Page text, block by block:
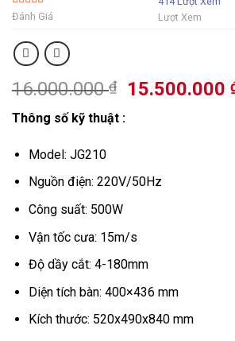
5 Sao
Đánh Giá
Lượt Xem
16.000.000₫
Giá
15.500.000
Thông số kỹ thuật :
Model: JG210
Nguồn điện: 220V/50Hz
Công suất: 500W
Vận tốc cưa: 15m/s
Độ dầy cắt: 4-180mm
Diện tích bàn: 400×436 mm
Kích thước: 520x490x840 mm